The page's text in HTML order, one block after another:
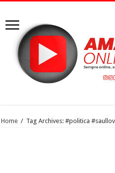
Home / Tag Archives: #politica